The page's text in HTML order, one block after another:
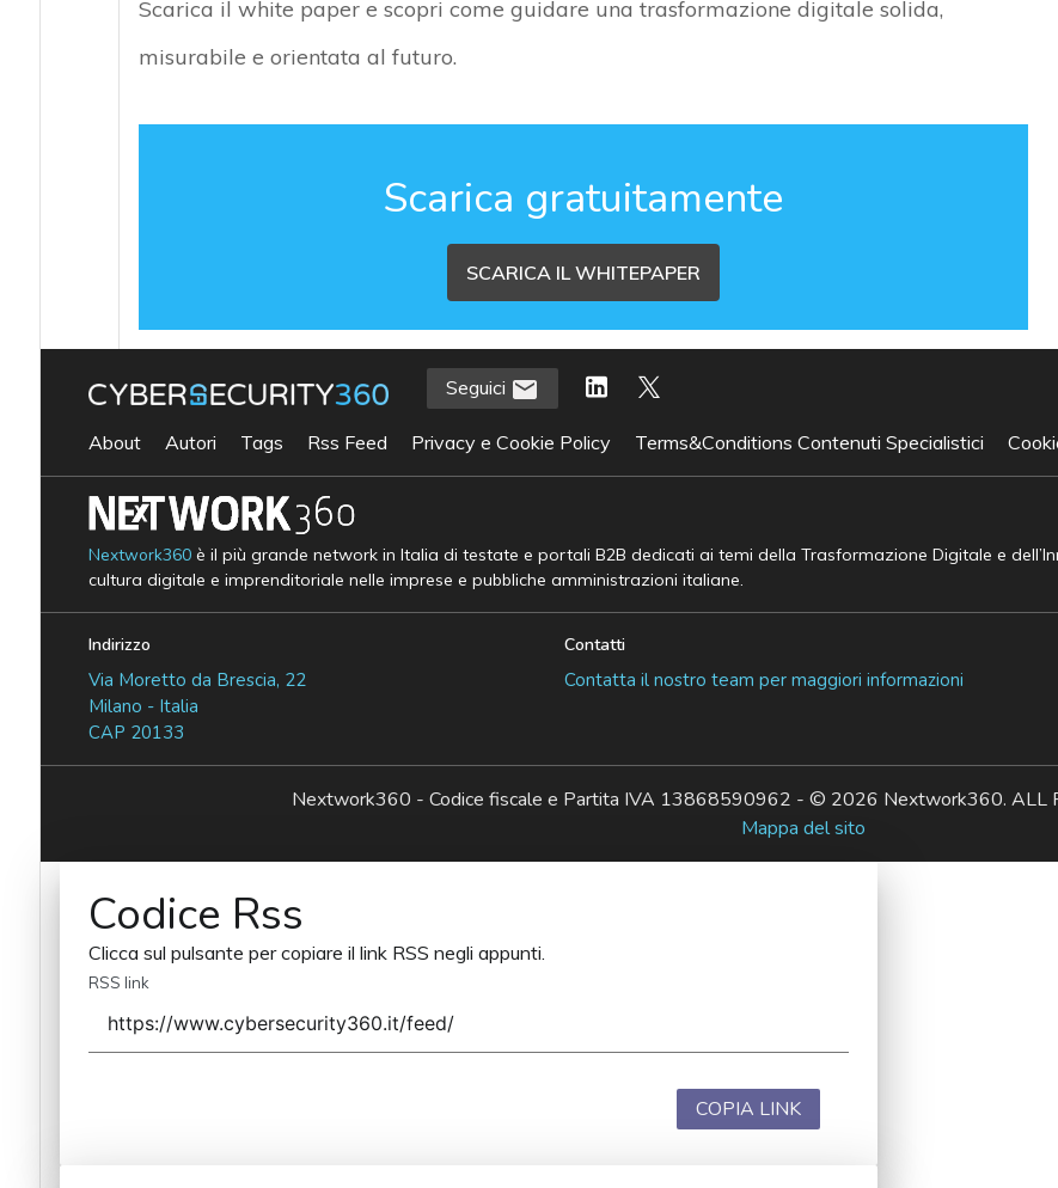
Scarica il white paper e scopri come guidare una trasformazione digitale solida,
misurabile e orientata al futuro.
Scarica gratuitamente
SCARICA IL WHITEPAPER
Seguici
About Autori Tags Rss Feed Privacy e Cookie Policy Terms&Conditions Contenuti Specialistici
Nextwork360è il più grande network in Italia di testate e portali B2B dedicati ai temi della Trasformazione Digitale e
cultura digitale e imprenditoriale nelle imprese e pubbliche amministrazioni italiane.
Indirizzo
Via Moretto da Brescia, 22
Milano - Italia
CAP 20133
Contatti
Contatta il nostro team per maggiori informazioni
Nextwork360 - Codice fiscale e Partita IVA 13868590962 - © 2026 Nextwork360. ALL
Mappa del sito
Codice Rss
Clicca sul pulsante per copiare il link RSS negli appunti.
RSS link
COPIA LINK